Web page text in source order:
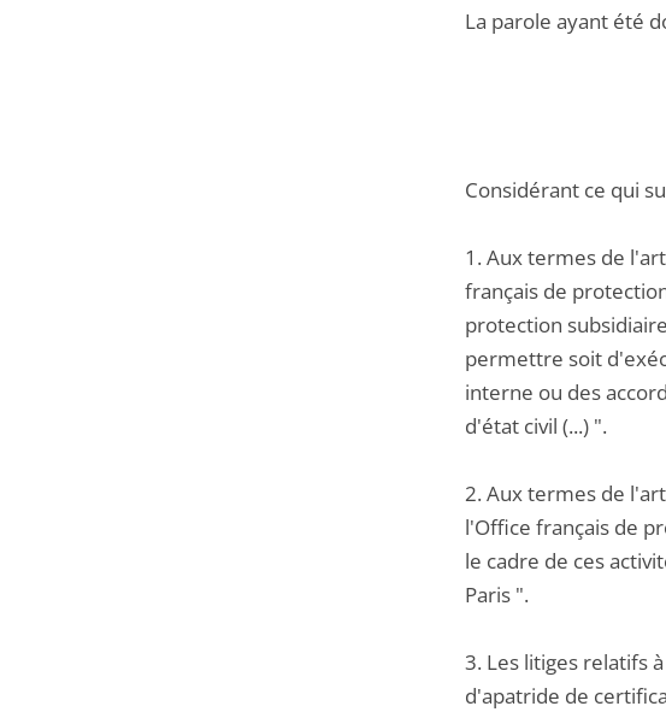
La parole ayant été
Considérant ce qui
1. Aux termes de
français de
protection
permettre soit
interne ou des
d'état civil (...) ".
2. Aux termes de
l'Office français de
le cadre de ces
Paris ".
3. Les litiges relatifs
d'apatride de